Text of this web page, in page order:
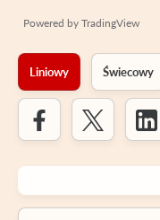
Powered by TradingView
Liniowy Świecowy